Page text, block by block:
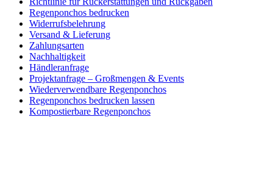
Regenponchos bedrucken
Widerrufsbelehrung
Versand & Lieferung
Zahlungsarten
Nachhaltigkeit
Händleranfrage
Projektanfrage – Großmengen & Events
Wiederverwendbare Regenponchos
Regenponchos bedrucken lassen
Kompostierbare Regenponchos